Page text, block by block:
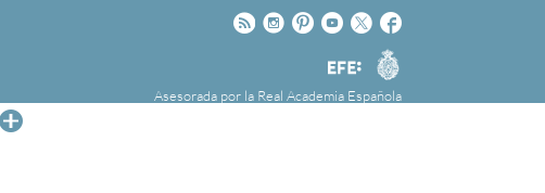
Facebook
Twitter
Youtube
Pinteres
Instagram
Rss
Agencia
EFE
Asesorada por la Real Academia Española